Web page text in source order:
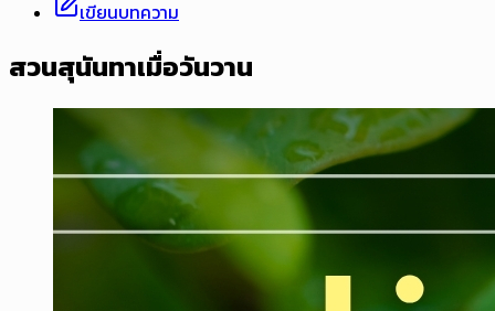
เขียนบทความ
สวนสุนันทาเมื่อวันวาน